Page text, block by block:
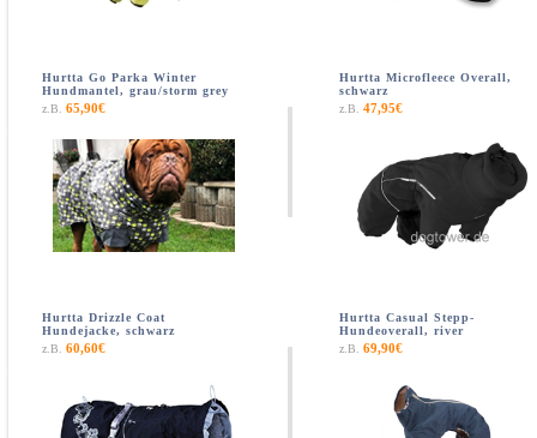
Hurtta Go Parka Winter
Hundmantel, grau/storm grey
z.B. 65,90€
Hurtta Microfleece Overall,
schwarz
z.B. 47,95€
Hurtta Drizzle Coat
Hundejacke, schwarz
z.B. 60,60€
Hurtta Casual Stepp-
Hundeoverall, river
z.B. 69,90€